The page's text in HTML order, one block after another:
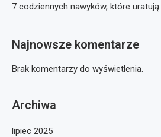
7 codziennych nawyków, które
Najnowsze komentarze
Brak komentarzy do wyświetlenia.
Archiwa
lipiec 2025